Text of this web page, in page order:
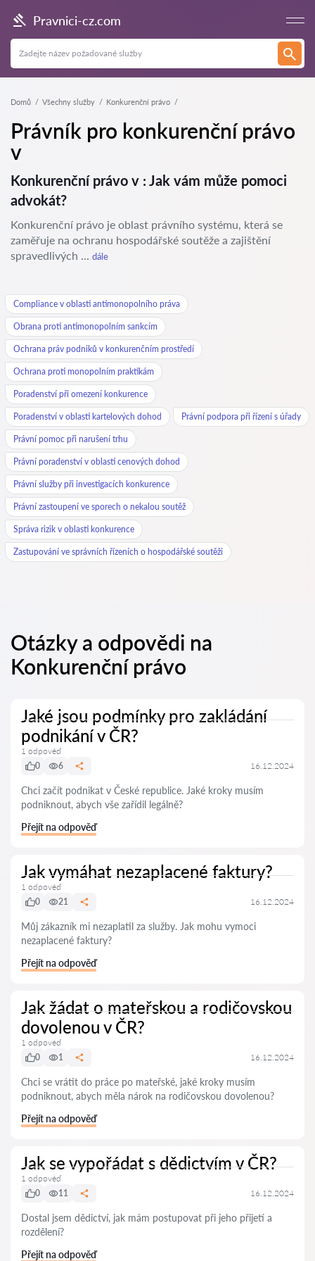
Pravnici-cz.com
Domů Všechny služby Konkurenční právo
Právník pro konkurenční právo
v
Konkurenční právo v : Jak vám může pomoci
advokát?
Konkurenční právo je oblast právního systému, která se
zaměřuje na ochranu hospodářské soutěže a zajištění
spravedlivých ... dále
Compliance v oblasti antimonopolního práva
Obrana proti antimonopolním sankcím
Ochrana práv podniků v konkurenčním prostředí
Ochrana proti monopolním praktikám
Poradenství při omezení konkurence
Poradenství v oblasti kartelových dohod Právní podpora při řízení s úřady
Právní pomoc při narušení trhu
Právní poradenství v oblasti cenových dohod
Právní služby při investigacích konkurence
Právní zastoupení ve sporech o nekalou soutěž
Správa rizik v oblasti konkurence
Zastupování ve správních řízeních o hospodářské soutěži
Otázky a odpovědi na
Konkurenční právo
Jaké jsou podmínky pro zakládání
podnikání v ČR?
1 odpověď
0
6 16.12.2024
Chci začít podnikat v České republice. Jaké kroky musím
podniknout, abych vše zařídil legálně?
Přejít na odpověď
Jak vymáhat nezaplacené faktury?
1 odpověď
0
21 16.12.2024
Můj zákazník mi nezaplatil za služby. Jak mohu vymoci
nezaplacené faktury?
Přejít na odpověď
Jak žádat o mateřskou a rodičovskou
dovolenou v ČR?
1 odpověď
0
1 16.12.2024
Chci se vrátit do práce po mateřské, jaké kroky musím
podniknout, abych měla nárok na rodičovskou dovolenou?
Přejít na odpověď
Jak se vypořádat s dědictvím v ČR?
1 odpověď
0
11 16.12.2024
Dostal jsem dědictví, jak mám postupovat při jeho přijetí a
rozdělení?
Přejít na odpověď